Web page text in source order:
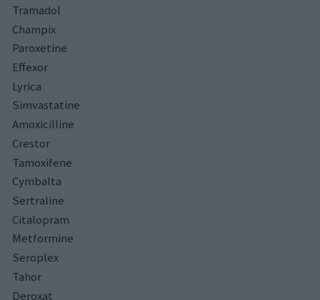
Tramadol
Champix
Paroxetine
Effexor
Lyrica
Simvastatine
Amoxicilline
Crestor
Tamoxifene
Cymbalta
Sertraline
Citalopram
Metformine
Seroplex
Tahor
Deroxat